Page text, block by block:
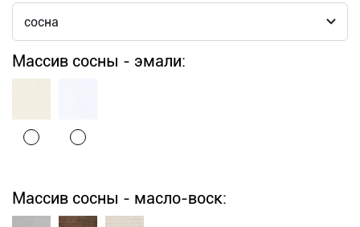
Массив сосны - эмали:
Массив сосны - масло-воск: